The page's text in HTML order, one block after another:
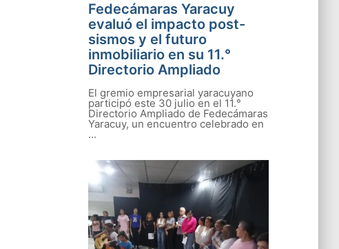
Fedecámaras Yaracuy
evaluó el impacto post-
sismos y el futuro
inmobiliario en su 11.°
Directorio Ampliado
El gremio empresarial yaracuyano
participó este 30 julio en el 11.°
Directorio Ampliado de Fedecámaras
Yaracuy, un encuentro celebrado en
...